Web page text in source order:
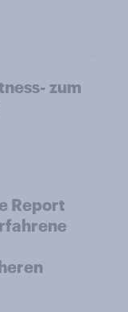
zum
Report